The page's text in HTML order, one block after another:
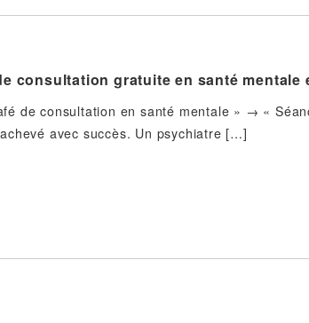
consultation gratuite en santé mentale
de consultation en santé mentale » → «
avec succès. Un psychiatre […]